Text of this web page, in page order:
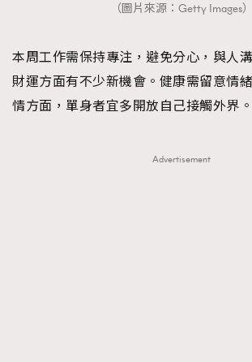
（圖片來源：Getty Images）
本周工作需保持專注，避免分心，與人
財運方面有不少新機會。健康需留意情
情方面，單身者宜多開放自己接觸外界。
Advertisement